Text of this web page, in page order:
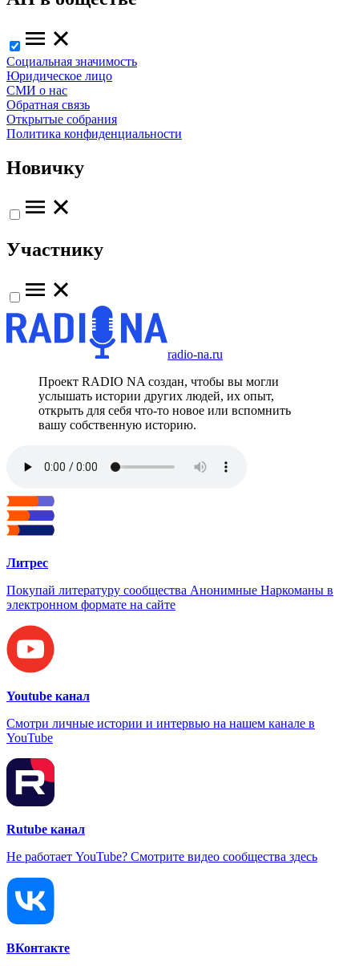
Социальная значимость
Юридическое лицо
СМИ о нас
Обратная связь
Открытые собрания
Политика конфиденциальности
Новичку
Участнику
radio-na.ru
Проект RADIO NA создан, чтобы вы могли
услышать истории других людей, их опыт,
открыть для себя что-то новое или вспомнить
вашу собственную историю.
Литрес
Покупай литературу сообщества Анонимные Наркоманы в
электронном формате на сайте
Youtube канал
Смотри личные истории и интервью на нашем канале в
YouTube
Rutube канал
Не работает YouTube? Смотрите видео сообщества здесь
ВКонтакте